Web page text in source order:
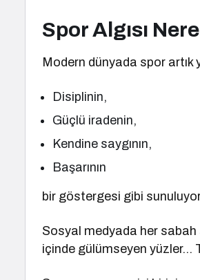
Spor Algısı
Modern dünyada spor artık
Disiplinin,
Güçlü iradenin,
Kendine saygının,
Başarının
bir göstergesi gibi
Sosyal medyada her sabah
içinde gülümseyen yüzler…